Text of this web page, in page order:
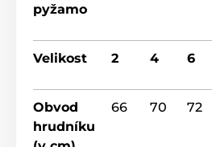
pyžamo
Velikost 2 4 6
Obvod
hrudníku
66 70 72